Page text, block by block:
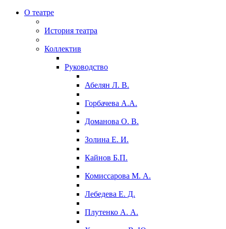
О театре
История театра
Коллектив
Руководство
Абелян Л. В.
Горбачева А.А.
Доманова О. В.
Золина Е. И.
Кайнов Б.П.
Комиссарова М. А.
Лебедева Е. Д.
Плутенко А. А.